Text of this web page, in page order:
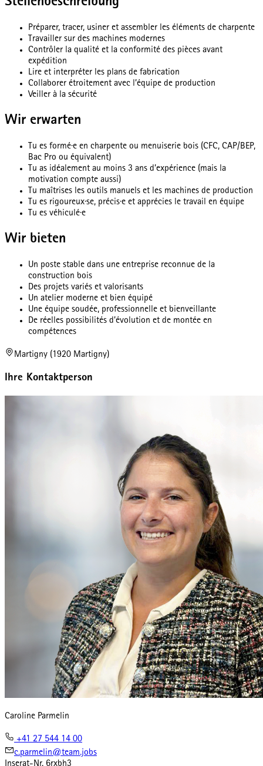
Préparer, tracer, usiner et assembler les éléments de charpente
Travailler sur des machines modernes
Contrôler la qualité et la conformité des pièces avant
expédition
Lire et interpréter les plans de fabrication
Collaborer étroitement avec l’équipe de production
Veiller à la sécurité
Wir erwarten
Tu es formé·e en charpente ou menuiserie bois (CFC, CAP/BEP,
Bac Pro ou équivalent)
Tu as idéalement au moins 3 ans d’expérience (mais la
motivation compte aussi)
Tu maîtrises les outils manuels et les machines de production
Tu es rigoureux·se, précis·e et apprécies le travail en équipe
Tu es véhiculé·e
Wir bieten
Un poste stable dans une entreprise reconnue de la
construction bois
Des projets variés et valorisants
Un atelier moderne et bien équipé
Une équipe soudée, professionnelle et bienveillante
De réelles possibilités d’évolution et de montée en
compétences
Martigny (1920 Martigny)
Ihre Kontaktperson
Caroline Parmelin
+41 27 544 14 00
c.parmelin@team.jobs